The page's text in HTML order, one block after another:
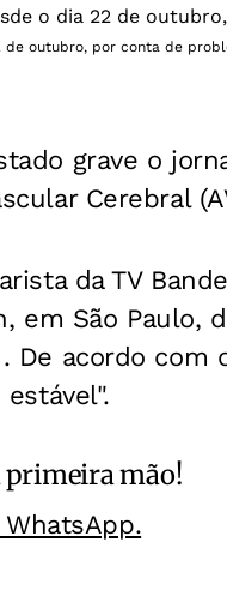
outubro, por conta de
grave o
Cerebral
da TV
em São Paulo,
De acordo
primeira mão!